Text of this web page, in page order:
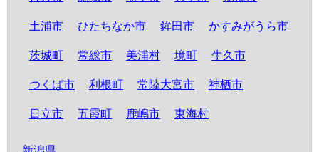
土浦市 ひたちなか市 鉾田市 かすみがうら市
茨城町 常総市 美浦村 境町 牛久市
つくば市 利根町 常陸大宮市 神栖市
日立市 五霞町 鹿嶋市 東海村